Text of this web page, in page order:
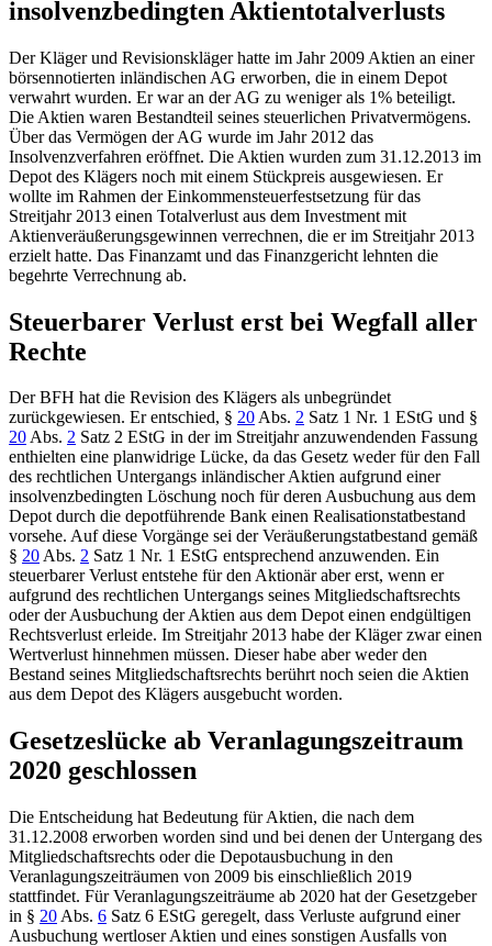
insolvenzbedingten Aktientotalverlusts
Der Kläger und Revisionskläger hatte im Jahr 2009 Aktien an einer
börsennotierten inländischen AG erworben, die in einem Depot
verwahrt wurden. Er war an der AG zu weniger als 1% beteiligt.
Die Aktien waren Bestandteil seines steuerlichen Privatvermögens.
Über das Vermögen der AG wurde im Jahr 2012 das
Insolvenzverfahren eröffnet. Die Aktien wurden zum 31.12.2013 im
Depot des Klägers noch mit einem Stückpreis ausgewiesen. Er
wollte im Rahmen der Einkommensteuerfestsetzung für das
Streitjahr 2013 einen Totalverlust aus dem Investment mit
Aktienveräußerungsgewinnen verrechnen, die er im Streitjahr 2013
erzielt hatte. Das Finanzamt und das Finanzgericht lehnten die
begehrte Verrechnung ab.
Steuerbarer Verlust erst bei Wegfall aller
Rechte
DerBFH hat die Revision des Klägers als unbegründet
zurückgewiesen. Er entschied, § 20Abs. 2 Satz 1 Nr. 1 EStG und §
20Abs. 2 Satz 2 EStG in der im Streitjahr anzuwendenden Fassung
enthielten eine planwidrige Lücke, da das Gesetz weder für den Fall
des rechtlichen Untergangs inländischer Aktien aufgrund einer
insolvenzbedingten Löschung noch für deren Ausbuchung aus dem
Depot durch die depotführende Bank einen Realisationstatbestand
vorsehe. Auf diese Vorgänge sei der Veräußerungstatbestand gemäß
§ 20Abs. 2 Satz 1 Nr. 1 EStG entsprechend anzuwenden. Ein
steuerbarer Verlust entstehe für den Aktionär aber erst, wenn er
aufgrund des rechtlichen Untergangs seines Mitgliedschaftsrechts
oder der Ausbuchung der Aktien aus dem Depot einen endgültigen
Rechtsverlust erleide. Im Streitjahr 2013 habe der Kläger zwar einen
Wertverlust hinnehmen müssen. Dieser habe aber weder den
Bestand seines Mitgliedschaftsrechts berührt noch seien die Aktien
aus dem Depot des Klägers ausgebucht worden.
Gesetzeslücke ab Veranlagungszeitraum
2020 geschlossen
Die Entscheidung hat Bedeutung für Aktien, die nach dem
31.12.2008 erworben worden sind und bei denen der Untergang des
Mitgliedschaftsrechts oder die Depotausbuchung in den
Veranlagungszeiträumen von 2009 bis einschließlich 2019
stattfindet. Für Veranlagungszeiträume ab 2020 hat der Gesetzgeber
in § 20 Abs. 6 Satz 6 EStG geregelt, dass Verluste aufgrund einer
Ausbuchung wertloser Aktien und eines sonstigen Ausfalls von